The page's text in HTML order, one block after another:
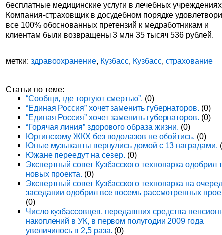
бесплатные медицинские услуги в лечебных
Компания-страховщик в досудебном порядке
все 100% обоснованных претензий к медработникам и
клиентам были возвращены 3 млн 35 тысяч 536 рублей.
метки:здравоохранение, Кузбасс, Кузбасс,страхование
Статьи по теме:
“Сообщи, где торгуют смертью”. (0)
“Единая Россия” хочет заменить губернаторов. (0)
“Единая Россия” хочет заменить губернаторов. (0)
“Горячая линия” здорового образа жизни. (0)
Юргинскому ЖКХ без водолазов не обойтись. (0)
Юные музыканты вернулись домой с 13 наградами.
Южане переедут на север. (0)
Экспертный совет Кузбасского технопарка одобрил
новых проекта. (0)
Экспертный совет Кузбасского технопарка на
заседании одобрил все восемь рассмотренных
(0)
Число кузбассовцев, передавших средства
накоплений в УК, в первом полугодии 2009 года
увеличилось в 2,5 раза. (0)